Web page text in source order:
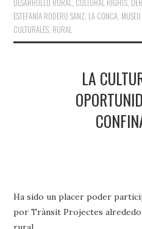
DESARROLLO RURAL, CULTURAL RIGHTS,
ESTEFANÍA RODERO SANZ, LA CONCA,
CULTURALES, RURAL
LA
Ha sido un placer poder
por Trànsit Projectes